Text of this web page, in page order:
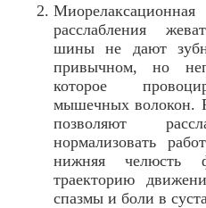
расслабления
шины не дают
привычном, но
которое
мышечных волокон.
позволяют
нормализовать
нижняя челюсть
траекторию
спазмы и боли в